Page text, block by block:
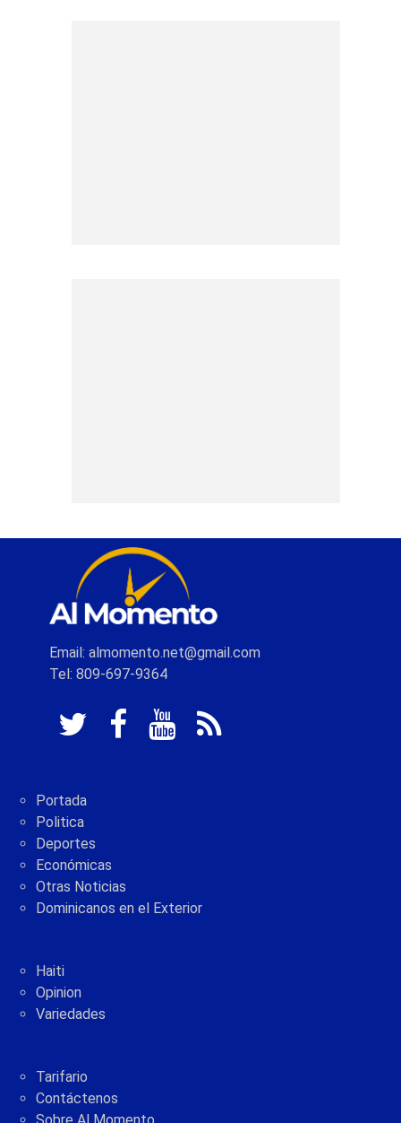
Email: almomento.net@gmail.com
Tel: 809-697-9364
Portada
Politica
Deportes
Económicas
Otras Noticias
Dominicanos en el Exterior
Haiti
Opinion
Variedades
Tarifario
Contáctenos